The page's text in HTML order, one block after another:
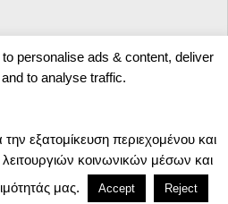
Valid W3C (X)HTML5 Website
Theme Powered by KORE |Top ↑
personalise ads & content, deliver
to analyse traffic.
εξατομίκευση περιεχομένου και
κοινωνικών μέσων και
μας.
Accept Reject